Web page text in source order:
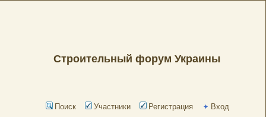
Строительный форум Украины
Поиск Участники Регистрация Вход